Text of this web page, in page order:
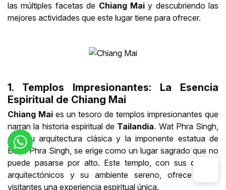
las múltiples facetas de Chiang Maiy descubriendo las
mejores actividades que este lugar tiene para ofrecer.
1. Templos Impresionantes: La Esencia
Espiritual de Chiang Mai
Chiang Mai es un tesoro de templos impresionantes que
narran la historia espiritual de Tailandia. Wat Phra Singh,
con su arquitectura clásica y la imponente estatua de
Buda Phra Singh, se erige como un lugar sagrado que no
puede pasarse por alto. Este templo, con sus detalles
arquitectónicos y su ambiente sereno, ofrece a los
visitantes una experiencia espiritual única.